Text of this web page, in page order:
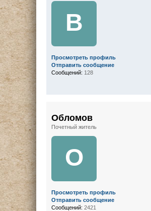
В
Просмотреть профиль
Отправить сообщение
Сообщений: 128
Обломов
Почетный житель
О
Просмотреть профиль
Отправить сообщение
Сообщений: 2421